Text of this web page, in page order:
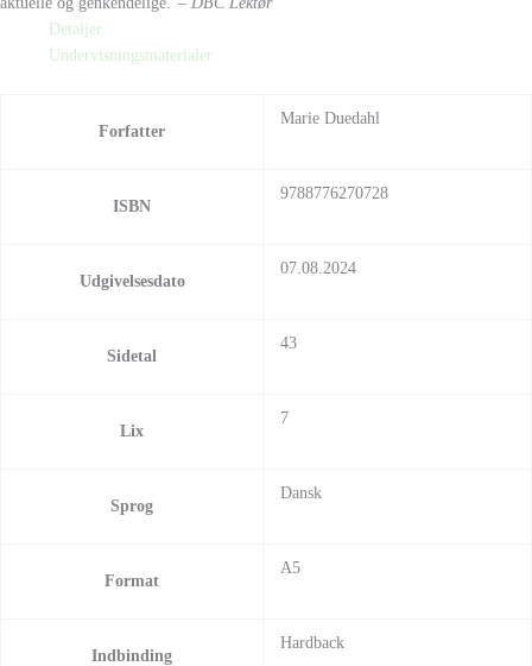
Detaljer
Undervisningsmaterialer
Forfatter
Marie Duedahl
ISBN
9788776270728
Udgivelsesdato
07.08.2024
Sidetal
43
Lix
7
Sprog
Dansk
Format
A5
Indbinding
Hardback